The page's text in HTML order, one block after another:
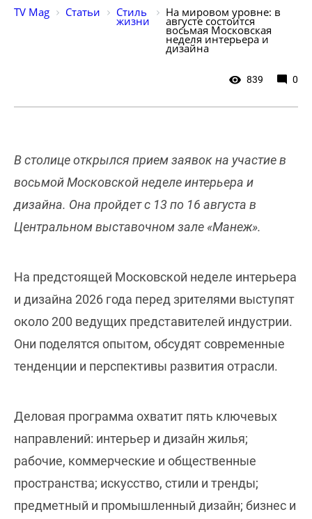
TV Mag Статьи Стиль
жизни
На мировом уровне: в
августе состоится
восьмая Московская
неделя интерьера и
дизайна
839 0
В столице открылся прием заявок на участие в
восьмой Московской неделе интерьера и
дизайна. Она пройдет с 13 по 16 августа в
Центральном выставочном зале «Манеж».
На предстоящей Московской неделе интерьера
и дизайна 2026 года перед зрителями выступят
около 200 ведущих представителей индустрии.
Они поделятся опытом, обсудят современные
тенденции и перспективы развития отрасли.
Деловая программа охватит пять ключевых
направлений: интерьер и дизайн жилья;
рабочие, коммерческие и общественные
пространства; искусство, стили и тренды;
предметный и промышленный дизайн; бизнес и